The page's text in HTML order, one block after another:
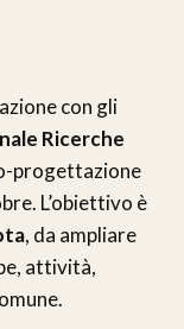
con gli
Ricerche
progettazione
L’obiettivo è
, da ampliare
attività,